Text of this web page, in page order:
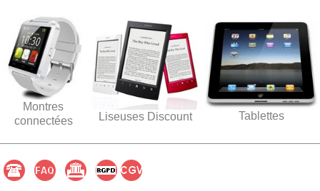
Montres
connectées
Liseuses Discount Tablettes